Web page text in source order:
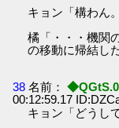
キョン「構わん
橘「・・・機関
の移動に帰結した
38 名前：
00:12:59.17
キョン「どうし